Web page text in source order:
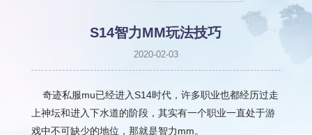
S14智力MM玩法技巧
2020-02-03
奇迹私服mu已经进入S14时代，许多职业也都经历过走
上神坛和进入下水道的阶段，其实有一个职业一直处于游
戏中不可缺少的地位，那就是智力mm。